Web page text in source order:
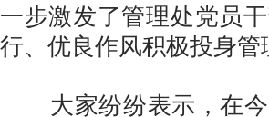
一步激发了管理处党员
行、优良作风积极投身
大家纷纷表示，在今